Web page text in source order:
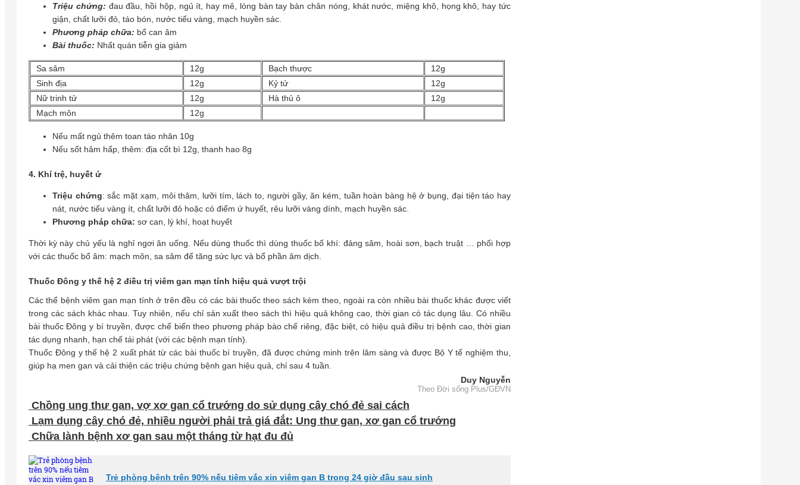
Triệu chứng: đau đầu, hồi hộp, ngủ ít, hay mê, lòng bàn tay bàn chân nóng, khát nước, miệng khô, họng khô, hay tức
giận, chất lưỡi đỏ, táo bón, nước tiểu vàng, mạch huyền sác.
Phương pháp chữa: bổ can âm
Bài thuốc: Nhất quán tiễn gia giảm
Sa sâm 12g Bạch thược
12g
Sinh địa
12g Kỷ tử
12g
Nữ trinh tử
12g Hà thủ ô
12g
Mạch môn
12g
Nếu mất ngủ thêm toan táo nhân 10g
Nếu sốt hâm hấp, thêm: địa cốt bì 12g, thanh hao 8g
4. Khí trệ, huyết ứ
Triệu chứng: sắc mặt xạm, môi thâm, lưỡi tím, lách to, người gầy, ăn kém, tuần hoàn bàng hệ ở bụng, đại tiện táo hay
nát, nước tiểu vàng ít, chất lưỡi đỏ hoặc có điểm ứ huyết, rêu lưỡi vàng dính, mạch huyền sác.
Phương pháp chữa: sơ can, lý khí, hoạt huyết
Thời kỳ này chủ yếu là nghỉ ngơi ăn uống. Nếu dùng thuốc thì dùng thuốc bổ khí: đảng sâm, hoài sơn, bạch truật … phối hợp
với các thuốc bổ âm: mạch môn, sa sâm để tăng sức lực và bổ phần âm dịch.
Thuốc Đông y thế hệ 2 điều trị viêm gan mạn tính hiệu quả vượt trội
Các thể bệnh viêm gan mạn tính ở trên đều có các bài thuốc theo sách kèm theo, ngoài ra còn nhiều bài thuốc khác được viết
trong các sách khác nhau. Tuy nhiên, nếu chỉ sản xuất theo sách thì hiệu quả không cao, thời gian có tác dụng lâu. Có nhiều
bài thuốc Đông y bí truyền, được chế biến theo phương pháp bào chế riêng, đặc biệt, có hiệu quả điều trị bệnh cao, thời gian
tác dụng nhanh, hạn chế tái phát (với các bệnh mạn tính).
Thuốc Đông y thế hệ 2 xuất phát từ các bài thuốc bí truyền, đã được chứng minh trên lâm sàng và được Bộ Y tế nghiệm thu,
giúp hạ men gan và cải thiện các triệu chứng bệnh gan hiệu quả, chỉ sau 4 tuần.
Duy Nguyễn
Theo Đời sống Plus/GĐVN
Chồng ung thư gan, vợ xơ gan cổ trướng do sử dụng cây chó đẻ sai cách
Lạm dụng cây chó đẻ, nhiều người phải trả giá đắt: Ung thư gan, xơ gan cổ trướng
Chữa lành bệnh xơ gan sau một tháng từ hạt đu đủ
Trẻ phòng bệnh trên 90% nếu tiêm vắc xin viêm gan B trong 24 giờ đầu sau sinh